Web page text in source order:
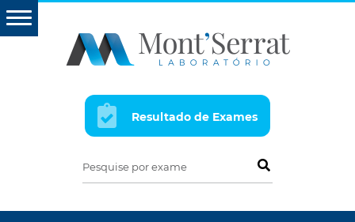
Resultado de Exames
Pesquise por exame